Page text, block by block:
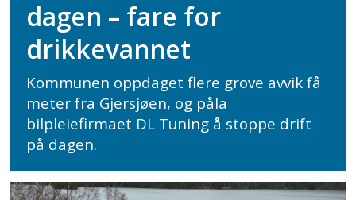
dagen – fare for
drikkevannet
Kommunen oppdaget flere grove avvik få
meter fra Gjersjøen, og påla
bilpleiefirmaet DL Tuning å stoppe drift
på dagen.